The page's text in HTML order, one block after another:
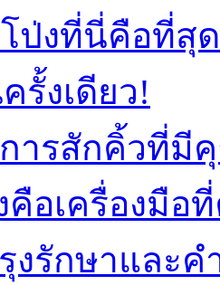
ป่งที่นี่คือที่สุ
รั้งเดียว!
ารสักคิ้วที่มี
คือเครื่องมื
งรักษาและ